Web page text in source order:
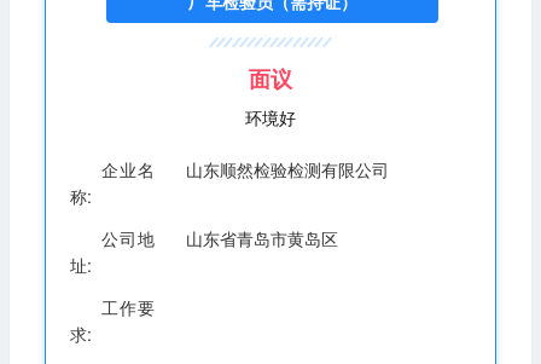
金+补贴+工龄工资+年终奖 福利：五险、节日福利、生日
福利、公司团建、带薪年假； 隐形福利：透明化晋升通
面议
环境好
企业名
称:
山东顺然检验检测有限公司
公司地
址:
山东省青岛市黄岛区
工作要
求: